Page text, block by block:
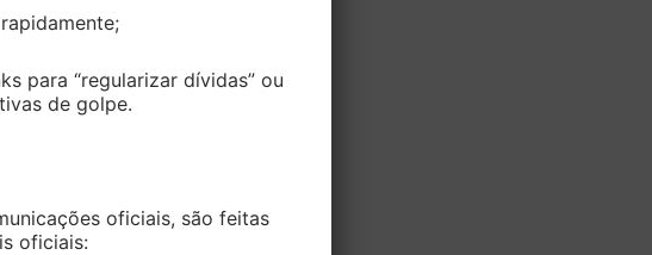
opara “regularizar dívidas” ou
de golpe.
oficiais, são feitas
oficiais: